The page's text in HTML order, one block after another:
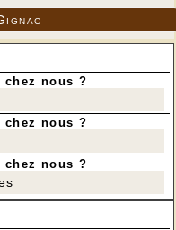
chez nous ?
chez nous ?
chez nous ?